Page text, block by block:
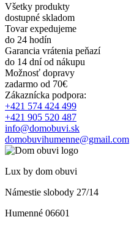
Všetky produkty
dostupné skladom
Tovar expedujeme
do 24 hodín
Garancia vrátenia peňazí
do 14 dní od nákupu
Možnosť dopravy
zadarmo od 70€
Zákaznícka podpora:
+421 574 424 499
+421 905 520 487
info@domobuvi.sk
domobuvihumenne@gmail.com
Lux by dom obuvi
Námestie slobody 27/14
Humenné 06601